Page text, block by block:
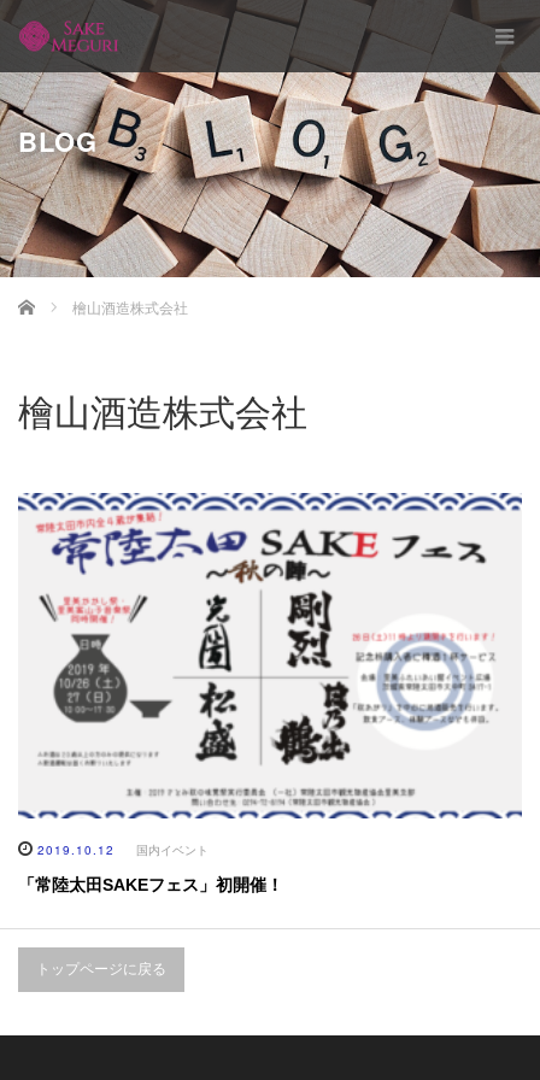
BLOG
Home 檜山酒造株式会社
檜山酒造株式会社
2019.10.12 国内イベント
「常陸太田SAKEフェス」初開催！
トップページに戻る